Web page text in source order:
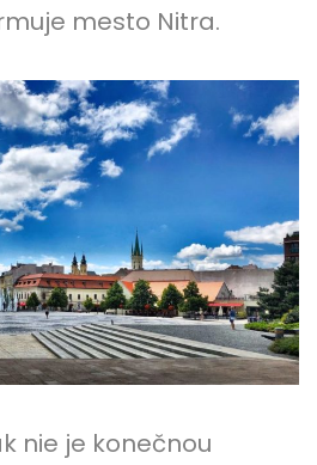
mesto Nitra.
nie je konečnou